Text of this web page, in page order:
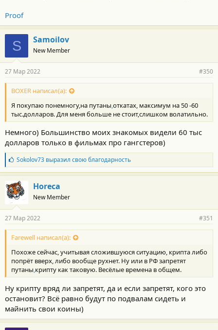
Proof
S Samoilov
New Member
27 Мар 2022 #350
BOXER написал(а):
Я покупаю понемногу,на путаны,откатах, максимум на 50 -60
тыс.долларов. Для меня больше не стоит,слишком волатильно.
Немного) Большинство моих знакомых видели 60 тыс
долларов только в фильмах про гангстеров)
Б
л
а
г
о
д
а
н
о
с
и
:
Sokolov73выразил свою благодарность
Horeca
New Member
27 Мар 2022 #351
Farewell написал(а):
Похоже сейчас, учитывая сложившуюся ситуацию, крипта либо
попрёт вверх, либо вообще рухнет. Ну или в РФ запретят
путаны,крипту как таковую. Весёлые времена в общем.
Ну крипту вряд ли запретят, да и если запретят, кого это
остановит? Всё равно будут по подвалам сидеть и
майнить свои коины)